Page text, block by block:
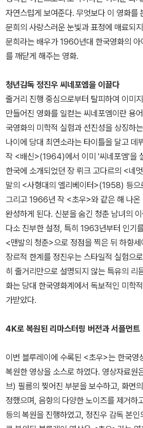
자연스럽게 보여준다. 무엇보다 이 영화를
문희의 사랑스러운 눈빛과 표정에 매료되
문희라는 배우가 1960년대 한국영화의 아
를 깨닫게 해주는 영화.
청년감독 정진우 씨네포엠을 이끌다
줄거리 진행 중심으로부터 탈피하여 이미
만들어진 영화를 일컫는 씨네포엠이란 용
국영화의 미학적 실험과 선진성을 상징하
나이에 당대 최연소라는 타이틀을 달고 데
작 <배신>(1964)에서 이미 '씨네포엠'을
한국에 소개되었던 장 뤼크 고다르의 <네
말의 <사형대의 엘리베이터>(1958) 등으
그리고 1966년 작 <초우>와 같은 해 나
완성하게 된다. 신분을 숨긴 청춘 남녀의
다소 진부한 설정, 특히 1963년부터 인기
<맨발의 청춘>으로 정점을 찍은 뒤 하향
장르적 한계를 정진우는 스타일적 실험으
히 줄거리만으로 설명되지 않는 특유의 리
화는 당대 한국영화계에서 독보적인 미학
가받았다.
4K로 복원된 리마스터링 버전과 서플먼트
이번 블루레이에 수록된 <초우>는 한국
복원한 영상을 소스로 하였다. 영상자료원
브) 필름의 찢어진 부분을 보수하고, 화면
정했으며, 음향의 다양한 노이즈를 제거하
등의 복원을 진행하였고, 정진우 감독 본